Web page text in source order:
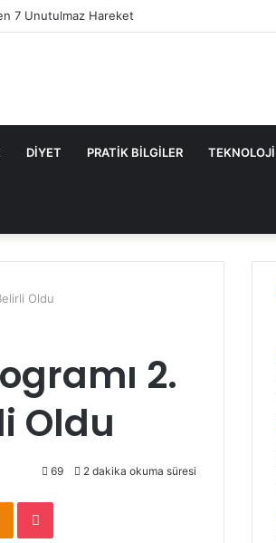
7 Unutulmaz Hareket
DIYET PRATIK BILGILER TEKNOLOJI
Oldu
2.
Oldu
69 2 dakika okuma süresi